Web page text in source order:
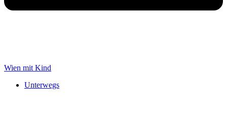
Wien mit Kind
Unterwegs